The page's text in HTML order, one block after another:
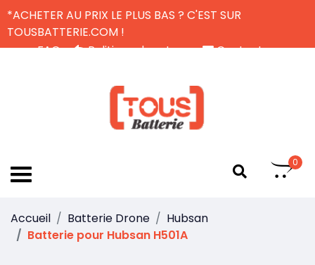
*ACHETER AU PRIX LE PLUS BAS ? C'EST SUR
TOUSBATTERIE.COM !
FAQ
Politique de retour
Contactez-nous
0
Accueil Batterie Drone
Hubsan
Batterie pour Hubsan H501A